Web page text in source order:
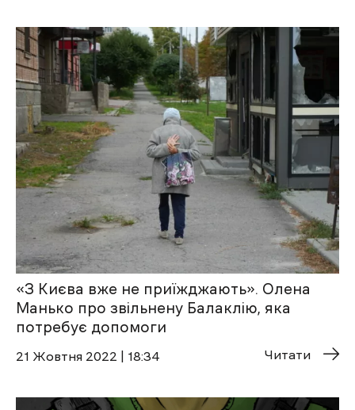
«З Києва вже не приїжджають». Олена
Манько про звільнену Балаклію, яка
потребує допомоги
21 Жовтня 2022 | 18:34 Читати